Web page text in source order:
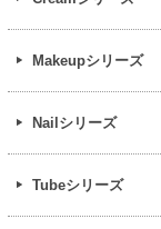
Makeupシリーズ
Nailシリーズ
Tubeシリーズ